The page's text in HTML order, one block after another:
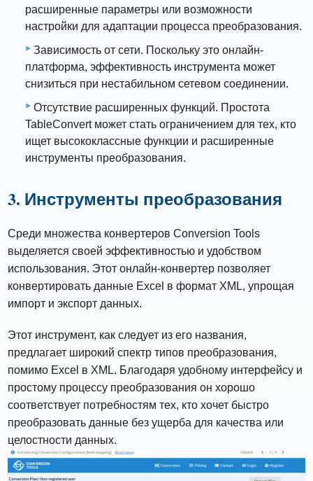
расширенные параметры или возможности
настройки для адаптации процесса преобразования.
Зависимость от сети. Поскольку это онлайн-
платформа, эффективность инструмента может
снизиться при нестабильном сетевом соединении.
Отсутствие расширенных функций. Простота
TableConvert может стать ограничением для тех, кто
ищет высококлассные функции и расширенные
инструменты преобразования.
3. Инструменты преобразования
Среди множества конвертеров Conversion Tools
выделяется своей эффективностью и удобством
использования. Этот онлайн-конвертер позволяет
конвертировать данные Excel в формат XML, упрощая
импорт и экспорт данных.
Этот инструмент, как следует из его названия,
предлагает широкий спектр типов преобразования,
помимо Excel в XML. Благодаря удобному интерфейсу и
простому процессу преобразования он хорошо
соответствует потребностям тех, кто хочет быстро
преобразовать данные без ущерба для качества или
целостности данных.